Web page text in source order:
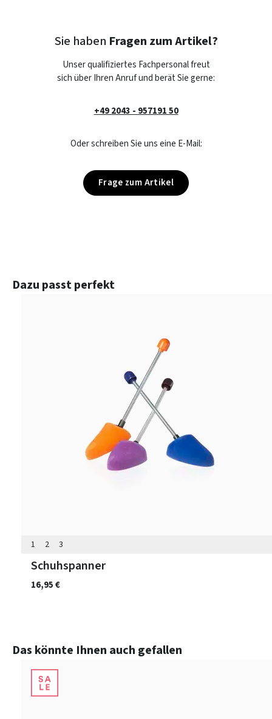
Sie haben Fragen zum Artikel?
Unser qualifiziertes Fachpersonal freut
sich über Ihren Anruf und berät Sie gerne:
+49 2043 - 957191 50
Oder schreiben Sie uns eine E-Mail:
Frage zum Artikel
Produktgalerie überspringen
Dazu passt perfekt
1 2 3
Schuhspanner
16,95 €
Produktgalerie überspringen
Das könnte Ihnen auch gefallen